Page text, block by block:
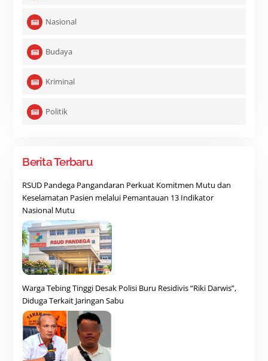
Nasional
Budaya
Kriminal
Politik
Berita Terbaru
RSUD Pandega Pangandaran Perkuat Komitmen Mutu dan
Keselamatan Pasien melalui Pemantauan 13 Indikator
Nasional Mutu
Warga Tebing Tinggi Desak Polisi Buru Residivis “Riki Darwis”,
Diduga Terkait Jaringan Sabu